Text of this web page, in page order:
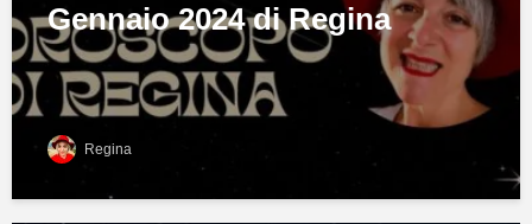
Gennaio 2024 di Regina
Regina